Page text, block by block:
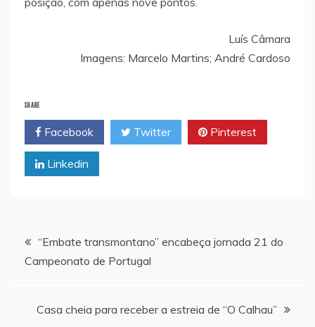
Luís Câmara
Imagens: Marcelo Martins; André Cardoso
SHARE
Facebook Twitter Pinterest
Linkedin
Navegação
artigos
“Embate transmontano” encabeça jornada 21 do
Campeonato de Portugal
Casa cheia para receber a estreia de “O Calhau”